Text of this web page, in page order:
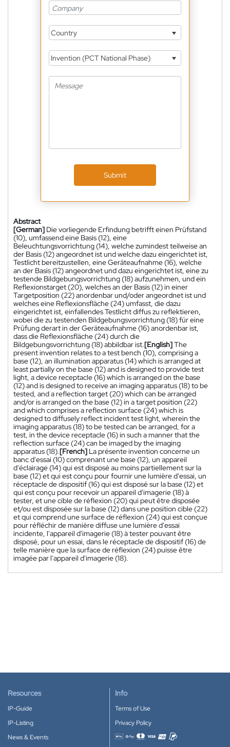
Country
Invention (PCT National Phase)
Submit
Abstract
[German] Die vorliegende Erfindung betrifft einen Prüfstand
(10), umfassend eine Basis (12), eine
Beleuchtungsvorrichtung (14), welche zumindest teilweise an
der Basis (12) angeordnet ist und welche dazu eingerichtet ist,
Testlicht bereitzustellen, eine Geräteaufnahme (16), welche
an der Basis (12) angeordnet und dazu eingerichtet ist, eine zu
testende Bildgebungsvorrichtung (18) aufzunehmen, und ein
Reflexionstarget (20), welches an der Basis (12) in einer
Targetposition (22) anordenbar und/oder angeordnet ist und
welches eine Reflexionsfläche (24) umfasst, die dazu
eingerichtet ist, einfallendes Testlicht diffus zu reflektieren,
wobei die zu testenden Bildgebungsvorrichtung (18) für eine
Prüfung derart in der Geräteaufnahme (16) anordenbar ist,
dass die Reflexionsfläche (24) durch die
Bildgebungsvorrichtung (18) abbildbar ist.[English]The
present invention relates to a test bench (10), comprising a
base (12), an illumination apparatus (14) which is arranged at
least partially on the base (12) and is designed to provide test
light, a device receptacle (16) which is arranged on the base
(12) and is designed to receive an imaging apparatus (18) to be
tested, and a reflection target (20) which can be arranged
and/or is arranged on the base (12) in a target position (22)
and which comprises a reflection surface (24) which is
designed to diffusely reflect incident test light, wherein the
imaging apparatus (18) to be tested can be arranged, for a
test, in the device receptacle (16) in such a manner that the
reflection surface (24) can be imaged by the imaging
apparatus (18).[French] La présente invention concerne un
banc d'essai (10) comprenant une base (12), un appareil
d'éclairage (14) qui est disposé au moins partiellement sur la
base (12) et qui est conçu pour fournir une lumière d'essai, un
réceptacle de dispositif (16) qui est disposé sur la base (12) et
qui est conçu pour recevoir un appareil d'imagerie (18) à
tester, et une cible de réflexion (20) qui peut être disposée
et/ou est disposée sur la base (12) dans une position cible (22)
et qui comprend une surface de réflexion (24) qui est conçue
pour réfléchir de manière diffuse une lumière d'essai
incidente, l'appareil d'imagerie (18) à tester pouvant être
disposé, pour un essai, dans le réceptacle de dispositif (16) de
telle manière que la surface de réflexion (24) puisse être
imagée par l'appareil d'imagerie (18).
Resources
IP-Guide
IP-Listing
News & Events
Info
Terms of Use
Privacy Policy
Accepted payment methods